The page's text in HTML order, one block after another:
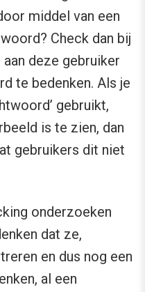
middel van een
Check dan bij
deze gebruiker
te bedenken. Als je
gebruikt,
is te zien, dan
gebruikers dit niet
onderzoeken
dat ze,
en dus nog een
al een